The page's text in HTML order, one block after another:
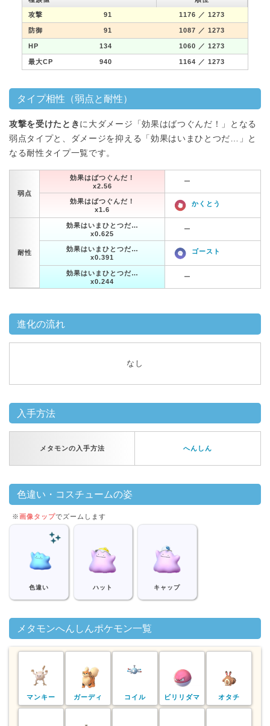
攻撃 91 1176 ／ 1273
防御 91 1087 ／ 1273
HP 134 1060 ／ 1273
最大CP 940 1164 ／ 1273
タイプ相性（弱点と耐性）
攻撃を受けたとき に大ダメージ「効果はばつぐんだ！」となる
弱点タイプと、ダメージを抑える「効果はいまひとつだ…」と
なる耐性タイプ一覧です。
弱点
効果はばつぐんだ！
x2.56
ー
効果はばつぐんだ！
x1.6
かくとう
耐性
効果はいまひとつだ…
x0.625
ー
効果はいまひとつだ…
x0.391
ゴースト
効果はいまひとつだ…
x0.244
ー
進化の流れ
なし
入手方法
メタモンの入手方法 へんしん
色違い・コスチュームの姿
※画像タップでズームします
色違い ハット キャップ
メタモンへんしんポケモン一覧
マンキー ガーディ コイル ビリリダマ オタチ